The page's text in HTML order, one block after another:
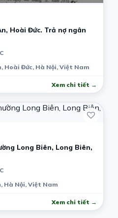
Hoài Đức. Trả nợ ngân
Hoài Đức, Hà Nội, Việt Nam
Xem chi tiết →
Long Biên, Long Biên,
Hà Nội, Việt Nam
Xem chi tiết →